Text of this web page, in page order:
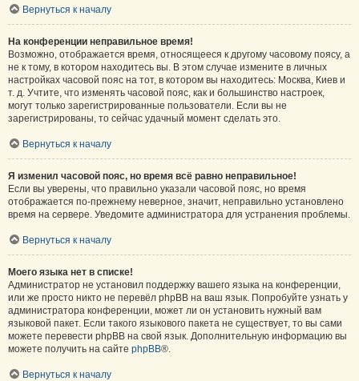
Вернуться к началу
На конференции неправильное время!
Возможно, отображается время, относящееся к другому часовому поясу, а
не к тому, в котором находитесь вы. В этом случае измените в личных
настройках часовой пояс на тот, в котором вы находитесь: Москва, Киев и
т. д. Учтите, что изменять часовой пояс, как и большинство настроек,
могут только зарегистрированные пользователи. Если вы не
зарегистрированы, то сейчас удачный момент сделать это.
Вернуться к началу
Я изменил часовой пояс, но время всё равно неправильное!
Если вы уверены, что правильно указали часовой пояс, но время
отображается по-прежнему неверное, значит, неправильно установлено
время на сервере. Уведомите администратора для устранения проблемы.
Вернуться к началу
Моего языка нет в списке!
Администратор не установил поддержку вашего языка на конференции,
или же просто никто не перевёл phpBB на ваш язык. Попробуйте узнать у
администратора конференции, может ли он установить нужный вам
языковой пакет. Если такого языкового пакета не существует, то вы сами
можете перевести phpBB на свой язык. Дополнительную информацию вы
можете получить на сайте phpBB®.
Вернуться к началу